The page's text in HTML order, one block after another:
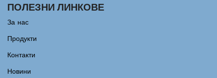
ПОЛЕЗНИ ЛИНКОВЕ
За нас
Продукти
Контакти
Новини